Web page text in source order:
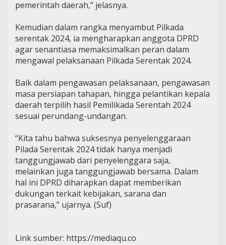
pemerintah daerah,” jelasnya.
Kemudian dalam rangka menyambut Pilkada
serentak 2024, ia mengharapkan anggota DPRD
agar senantiasa memaksimalkan peran dalam
mengawal pelaksanaan Pilkada Serentak 2024.
Baik dalam pengawasan pelaksanaan, pengawasan
masa persiapan tahapan, hingga pelantikan kepala
daerah terpilih hasil Pemilikada Serentah 2024
sesuai perundang-undangan.
“Kita tahu bahwa suksesnya penyelenggaraan
Pilada Serentak 2024 tidak hanya menjadi
tanggungjawab dari penyelenggara saja,
melainkan juga tanggungjawab bersama. Dalam
hal ini DPRD diharapkan dapat memberikan
dukungan terkait kebijakan, sarana dan
prasarana,” ujarnya. (Suf)
Link sumber: https://mediaqu.co